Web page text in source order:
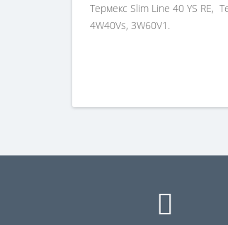
Термекс Slim Line 40 YS RE,
4W40Vs, 3W60V1.